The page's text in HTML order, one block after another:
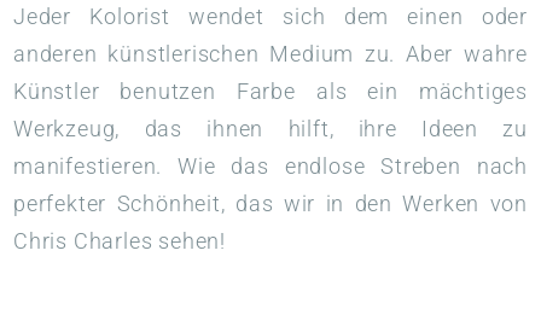
Jeder Kolorist wendet sich dem einen oder
anderen künstlerischen Medium zu. Aber wahre
Künstler benutzen Farbe als ein mächtiges
Werkzeug, das ihnen hilft, ihre Ideen zu
manifestieren. Wie das endlose Streben nach
perfekter Schönheit, das wir in den Werken von
Chris Charles sehen!